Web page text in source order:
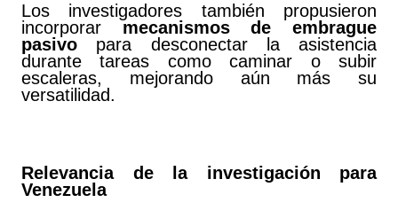
Los investigadores también propusieron
incorporar mecanismos de embrague
pasivo para desconectar la asistencia
durante tareas como caminar o subir
escaleras, mejorando aún más su
versatilidad.
Relevancia de la investigación para
Venezuela